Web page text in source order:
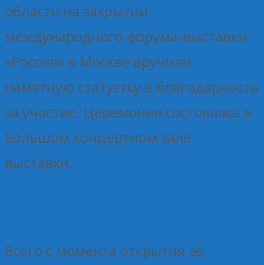
области на закрытии
международного форума-выставки
«Россия» в Москве вручили
памятную статуэтку в благодарность
за участие. Церемония состоялась в
Большом концертном зале
выставки.
Всего с момента открытия ее